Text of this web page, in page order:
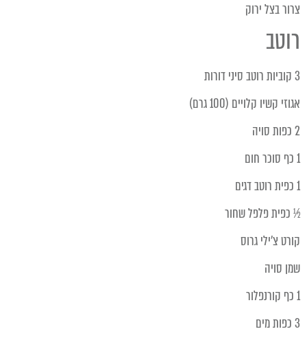
צרור בצל ירוק
רוטב
3 קוביות רוטב סיני דורות
אגוזי קשיו קלויים (100 גרם)
2 כפות סויה
1 כף סוכר חום
1 כפית רוטב דגים
½ כפית פלפל שחור
קורט צ'ילי גרוס
שמן סויה
1 כף קורנפלור
3 כפות מים